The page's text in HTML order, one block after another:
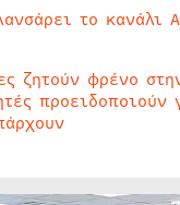
το κανάλι
ζητούν φρένο
προειδοποιούν